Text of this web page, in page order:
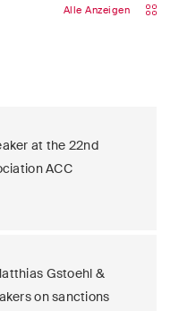
Alle Anzeigen
at the 22nd
ACC
Gstoehl &
on sanctions